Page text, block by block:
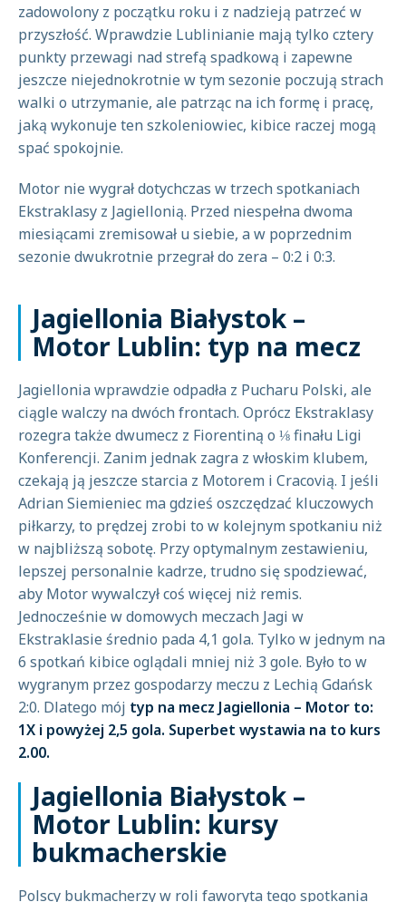
zadowolony z początku roku i z nadzieją patrzeć w
przyszłość. Wprawdzie Lublinianie mają tylko cztery
punkty przewagi nad strefą spadkową i zapewne
jeszcze niejednokrotnie w tym sezonie poczują strach
walki o utrzymanie, ale patrząc na ich formę i pracę,
jaką wykonuje ten szkoleniowiec, kibice raczej mogą
spać spokojnie.
Motor nie wygrał dotychczas w trzech spotkaniach
Ekstraklasy z Jagiellonią. Przed niespełna dwoma
miesiącami zremisował u siebie, a w poprzednim
sezonie dwukrotnie przegrał do zera – 0:2 i 0:3.
Jagiellonia Białystok –
Motor Lublin: typ na mecz
Jagiellonia wprawdzie odpadła z Pucharu Polski, ale
ciągle walczy na dwóch frontach. Oprócz Ekstraklasy
rozegra także dwumecz z Fiorentiną o ⅛ finału Ligi
Konferencji. Zanim jednak zagra z włoskim klubem,
czekają ją jeszcze starcia z Motorem i Cracovią. I jeśli
Adrian Siemieniec ma gdzieś oszczędzać kluczowych
piłkarzy, to prędzej zrobi to w kolejnym spotkaniu niż
w najbliższą sobotę. Przy optymalnym zestawieniu,
lepszej personalnie kadrze, trudno się spodziewać,
aby Motor wywalczył coś więcej niż remis.
Jednocześnie w domowych meczach Jagi w
Ekstraklasie średnio pada 4,1 gola. Tylko w jednym na
6 spotkań kibice oglądali mniej niż 3 gole. Było to w
wygranym przez gospodarzy meczu z Lechią Gdańsk
2:0. Dlatego mój typ na mecz Jagiellonia – Motor to:
1X i powyżej 2,5 gola. Superbet wystawia na to kurs
2.00.
Jagiellonia Białystok –
Motor Lublin: kursy
bukmacherskie
Polscy bukmacherzy w roli faworyta tego spotkania